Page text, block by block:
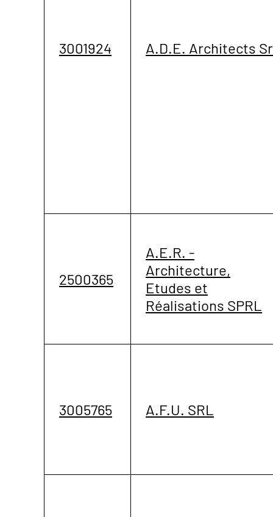
3001924 A.D.E. Architects
2500365
A.E.R. -
Architecture,
Etudes et
Réalisations SPRL
3005765 A.F.U. SRL